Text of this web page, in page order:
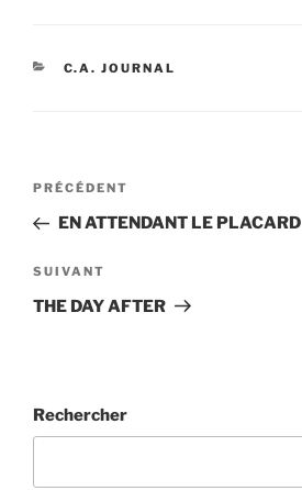
CATÉGORIES
C.A. JOURNAL
Navigation
l’article
Article
précédent
PRÉCÉDENT
EN ATTENDANT LE PLACARD
Article
suivant
SUIVANT
THE DAY AFTER
Rechercher